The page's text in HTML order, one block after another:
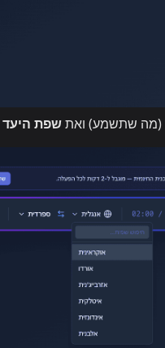
(מה שתשמע) ואתשפת היעד